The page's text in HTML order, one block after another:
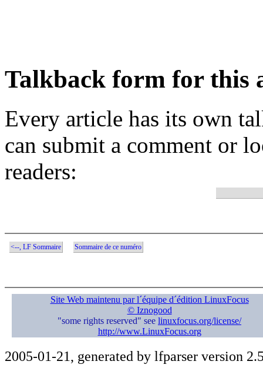
Talkback form for this
Every article has its own
can submit a comment or
readers:
<--, LF Sommaire Sommaire de ce numéro
Site Web maintenu par l´équipe d´édition LinuxFocus
© Iznogood
"some rights reserved" see linuxfocus.org/license/
http://www.LinuxFocus.org
2005-01-21, generated by lfparser version